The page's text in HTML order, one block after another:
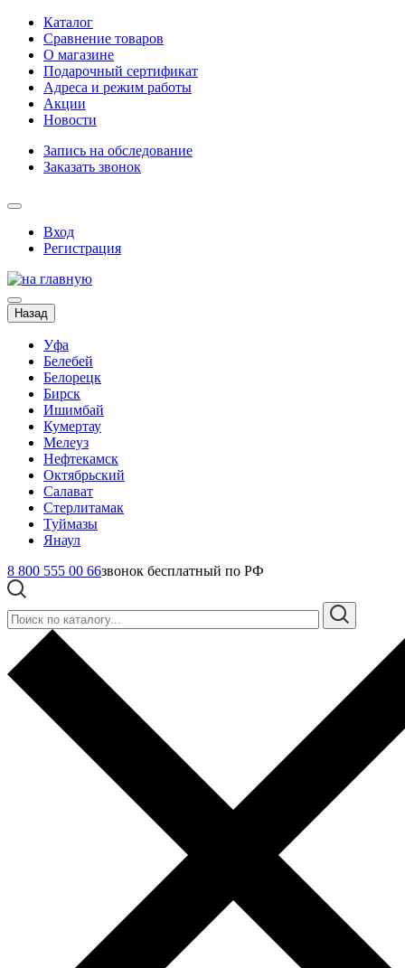
Каталог
Сравнение товаров
О магазине
Подарочный сертификат
Адреса и режим работы
Акции
Новости
Запись на обследование
Заказать звонок
Вход
Регистрация
Назад
Уфа
Белебей
Белорецк
Бирск
Ишимбай
Кумертау
Мелеуз
Нефтекамск
Октябрьский
Салават
Стерлитамак
Туймазы
Янаул
8 800 555 00 66звонок бесплатный по РФ